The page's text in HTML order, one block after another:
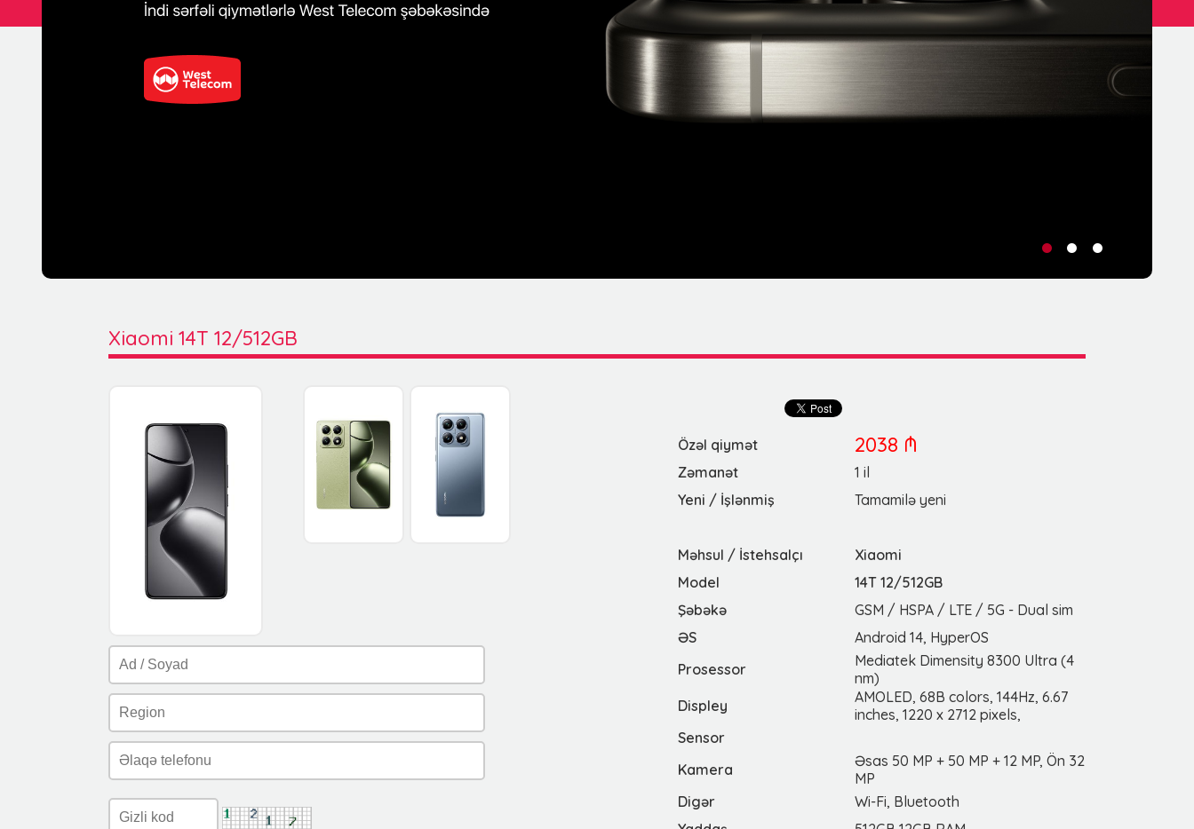
• • •
Xiaomi 14T 12/512GB
Özəl qiymət 2038 ₼
Zəmanət
1 il
Yeni / İşlənmiş
Tamamilə yeni
Məhsul / İstehsalçı
Xiaomi
Model
14T 12/512GB
Şəbəkə
GSM / HSPA / LTE / 5G - Dual sim
ƏS
Android 14, HyperOS
Prosessor
Mediatek Dimensity 8300 Ultra (4
nm)
Displey
AMOLED, 68B colors, 144Hz, 6.67
inches, 1220 x 2712 pixels,
Sensor
Kamera
Əsas 50 MP + 50 MP + 12 MP, Ön 32
MP
Digər
Wi-Fi, Bluetooth